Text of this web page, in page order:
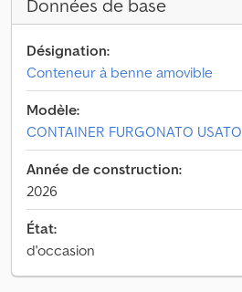
Données de base
Désignation:
Conteneur à benne amovible
Modèle:
CONTAINER FURGONATO USATO
Année de construction:
2026
État:
d'occasion